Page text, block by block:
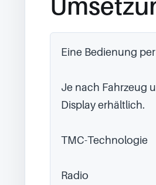
Eine Bedienung
Je nach Fahrzeug
Display erhältlich.
TMC-Technologie
Radio